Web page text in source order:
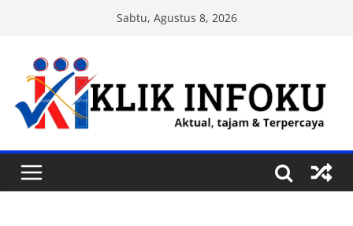
content
Sabtu, Agustus 8, 2026